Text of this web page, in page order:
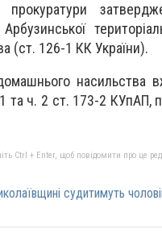
прокуратури
(ст. 126-1 КК України).
насильства
1 та ч. 2 ст. 173-2
Ctrl + Enter, щоб повідомити про це
судитимуть